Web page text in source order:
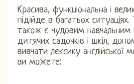
Красива, функціональна і
підійде в багатьох
також є чудовим навчальним
дитячих садочків і шкіл,
вивчати лексику англійської
ви можете: